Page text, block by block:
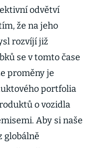
odvětví
že na jeho
rozvíjí již
se v tomto čase
proměny je
portfolia
o vozidla
Aby si naše
globálně